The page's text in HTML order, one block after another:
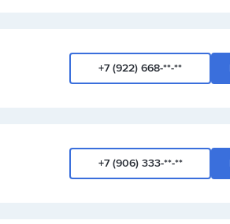
+7 (922) 668-**-**
+7 (906) 333-**-**